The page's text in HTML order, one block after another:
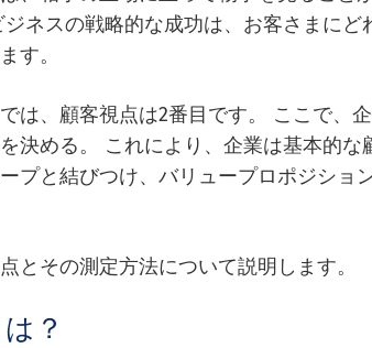
ネスの戦略的な成功は、お客さまにど
す。
は、顧客視点は2番目です。 ここで、
決める。 これにより、企業は基本的な
プと結びつけ、バリュープロポジショ
とその測定方法について説明します。
？